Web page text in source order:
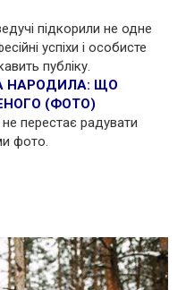
підкорили не одне
успіхи і особисте
публіку.
НАРОДИЛА: ЩО
(ФОТО)
перестає радувати
фото.